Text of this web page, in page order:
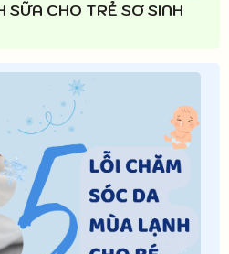
SỮA CHO TRẺ SƠ SINH